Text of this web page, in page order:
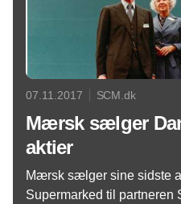
07.11.2017 SCM.dk
Mærsk sælger
aktier
Mærsk sælger sine sidste
Supermarked til partneren